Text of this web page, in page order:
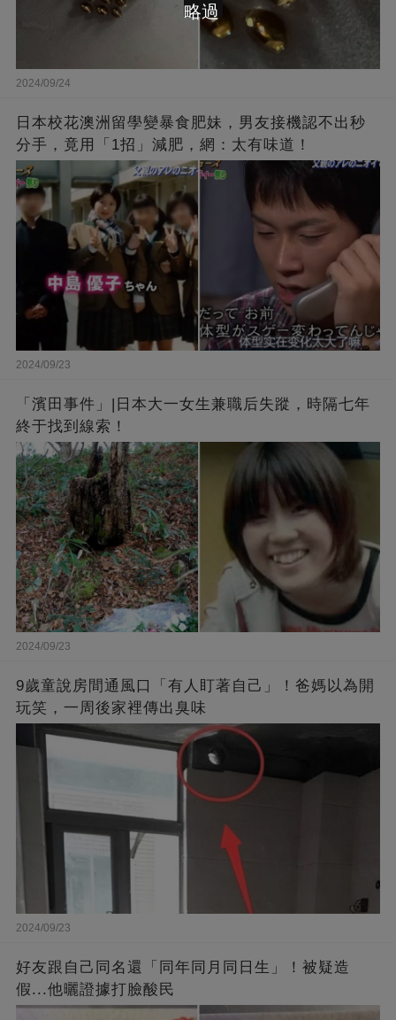
2024/09/24
日本校花澳洲留學變暴食肥妹，男友接機認不出秒
分手，竟用「1招」減肥，網：太有味道！
2024/09/23
「濱田事件」|日本大一女生兼職后失蹤，時隔七年
終于找到線索！
2024/09/23
9歲童說房間通風口「有人盯著自己」！爸媽以為開
玩笑，一周後家裡傳出臭味
2024/09/23
好友跟自己同名還「同年同月同日生」！被疑造
假...他曬證據打臉酸民
略過